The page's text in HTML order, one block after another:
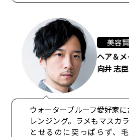
美容
ヘア＆
向井 志
ウォータープルーフ愛好家
レンジング。ラメもマスカ
とせるのに突っぱらず、